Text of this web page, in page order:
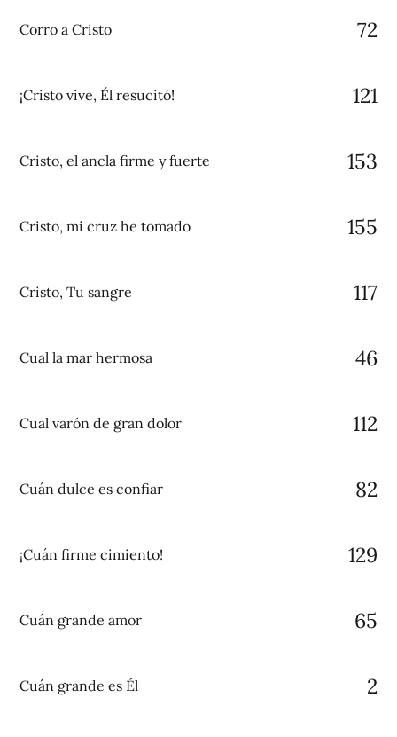
Corro a Cristo 72
¡Cristo vive, Él resucitó! 121
Cristo, el ancla firme y fuerte 153
Cristo, mi cruz he tomado 155
Cristo, Tu sangre 117
Cual la mar hermosa 46
Cual varón de gran dolor 112
Cuán dulce es confiar 82
¡Cuán firme cimiento! 129
Cuán grande amor 65
Cuán grande es Él 2